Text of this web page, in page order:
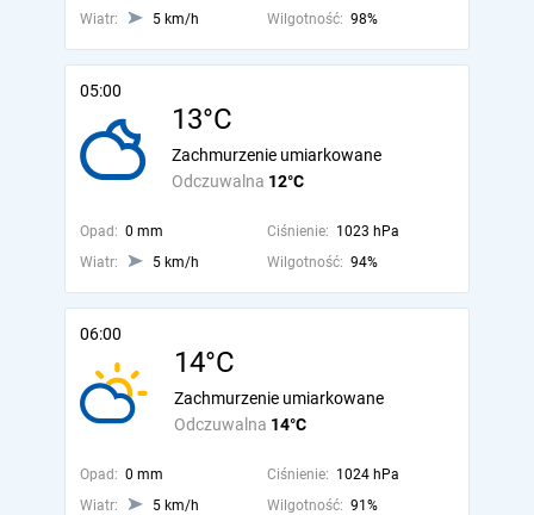
Wiatr:
5 km/h Wilgotność: 98%
05:00
13°C
Odczuwalna 12°C
Zachmurzenie umiarkowane
Opad: 0 mm Ciśnienie: 1023 hPa
Wiatr:
5 km/h Wilgotność: 94%
06:00
14°C
Odczuwalna 14°C
Zachmurzenie umiarkowane
Opad: 0 mm Ciśnienie: 1024 hPa
Wiatr:
5 km/h Wilgotność: 91%